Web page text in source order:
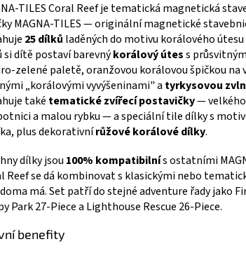
TILES Coral Reef je tematická magnetická
MAGNA-TILES — originální magnetické
25 dílků laděných do motivu korálového
si dítě postaví barevnýkorálový útess
zelené paletě, oranžovou korálovou špičkou
„korálovými vyvýšeninami" a tyrkysovou
také tematické zvířecí postavičky—
a malou rybku — a speciální tile dílky s
plus dekorativnírůžové korálové dílky.
dílky jsou 100% kompatibilnís ostatními
Reef se dá kombinovat s klasickými nebo
má. Set patří do stejné adventure řady jako
Park 27-Piece a Lighthouse Rescue 26-Piece.
benefity